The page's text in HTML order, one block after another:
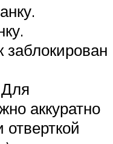
заблокирован
Для
аккуратно